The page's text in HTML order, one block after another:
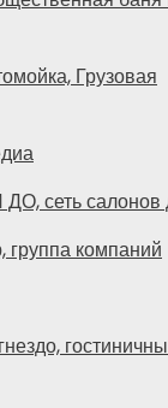
Грузовая
сеть салонов
группа компаний